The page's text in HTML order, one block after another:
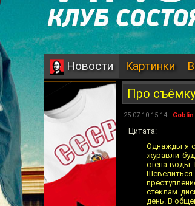
Новости Картинки
Про
25.07.10 15:14 | Goblin
Цитата:
Однажды я
журавли
стена воды.
стеклам
день. В